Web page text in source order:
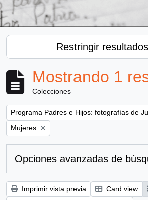
Restringir
Mostrando 1
Colecciones
Remove filter:
Programa Padres e Hijos: fotografías de
Remove filter:
Mujeres
Opciones avanzadas de
Imprimir vista previa Card view